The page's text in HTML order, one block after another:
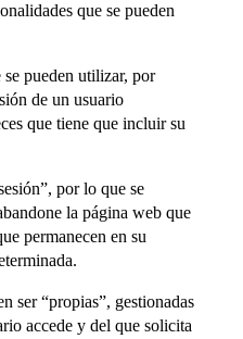
que se pueden
pueden utilizar, por
de un usuario
que tiene que incluir su
por lo que se
la página web que
permanecen en su
ser “propias”, gestionadas
accede y del que solicita